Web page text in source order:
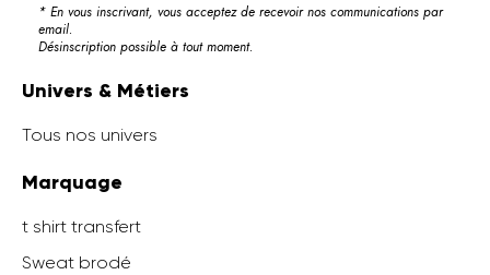
* En vous inscrivant, vous acceptez de recevoir nos communications par
email.
Désinscription possible à tout moment.
Univers & Métiers
Tous nos univers
Marquage
t shirt transfert
Sweat brodé